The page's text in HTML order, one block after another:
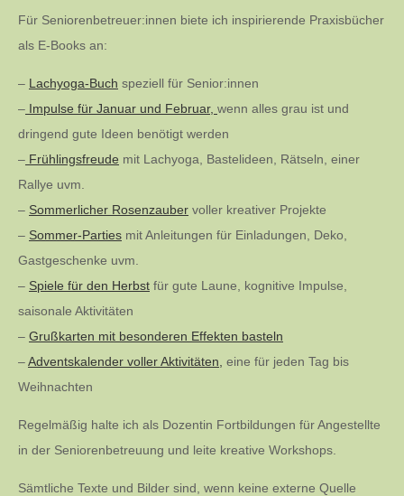
Für Seniorenbetreuer:innen biete ich inspirierende Praxisbücher
als E-Books an:
– Lachyoga-Buch speziell für Senior:innen
– Impulse für Januar und Februar, wenn alles grau ist und
dringend gute Ideen benötigt werden
– Frühlingsfreude mit Lachyoga, Bastelideen, Rätseln, einer
Rallye uvm.
– Sommerlicher Rosenzauber voller kreativer Projekte
– Sommer-Parties mit Anleitungen für Einladungen, Deko,
Gastgeschenke uvm.
– Spiele für den Herbst für gute Laune, kognitive Impulse,
saisonale Aktivitäten
– Grußkarten mit besonderen Effekten basteln
–Adventskalender voller Aktivitäten, eine für jeden Tag bis
Weihnachten
Regelmäßig halte ich als Dozentin Fortbildungen für Angestellte
in der Seniorenbetreuung und leite kreative Workshops.
Sämtliche Texte und Bilder sind, wenn keine externe Quelle